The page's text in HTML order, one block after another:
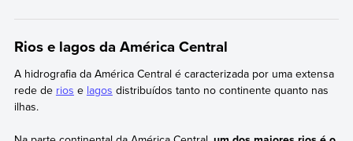
Rios e lagos da América Central
A hidrografia da América Central é caracterizada por uma extensa
rede de rios e lagos distribuídos tanto no continente quanto nas
ilhas.